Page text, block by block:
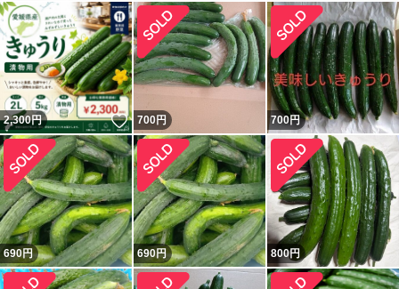
2,300円 いいね！
700円 700円
690円 690円 800円